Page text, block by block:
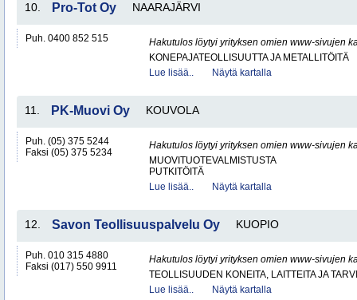
10. Pro-Tot Oy NAARAJÄRVI
Puh. 0400 852 515
Hakutulos löytyi yrityksen omien www-sivujen
KONEPAJATEOLLISUUTTA JA METALLITÖITÄ
Lue lisää..
Näytä kartalla
11. PK-Muovi Oy KOUVOLA
Puh. (05) 375 5244
Faksi (05) 375 5234
Hakutulos löytyi yrityksen omien www-sivujen
MUOVITUOTEVALMISTUSTA
PUTKITÖITÄ
Lue lisää..
Näytä kartalla
12. Savon Teollisuuspalvelu Oy KUOPIO
Puh. 010 315 4880
Faksi (017) 550 9911
Hakutulos löytyi yrityksen omien www-sivujen
TEOLLISUUDEN KONEITA, LAITTEITA JA
Lue lisää..
Näytä kartalla